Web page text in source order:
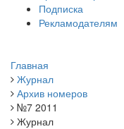
Подписка
Рекламодателям
Главная
Журнал
Архив номеров
№7 2011
Журнал